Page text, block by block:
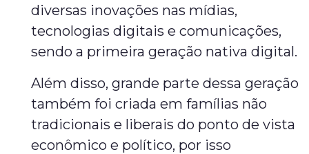
diversas inovações nas mídias,
tecnologias digitais e comunicações,
sendo a primeira geração nativa digital.
Além disso, grande parte dessa geração
também foi criada em famílias não
tradicionais e liberais do ponto de vista
econômico e político, por isso